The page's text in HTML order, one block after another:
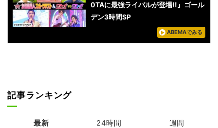
0TAに最強ライバルが登場!!』ゴール
デン3時間SP
ABEMAでみる
記事ランキング
最新 24時間 週間